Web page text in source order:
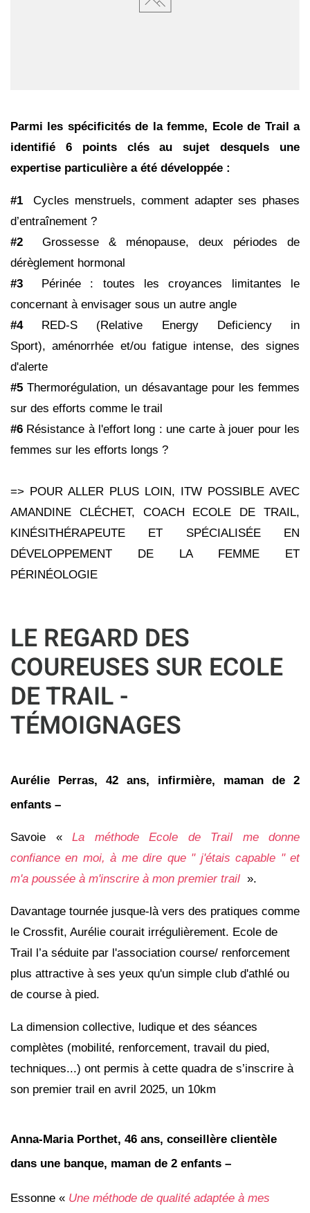
Parmi les spécificités de la femme, Ecole de Trail a
identifié 6 points clés au sujet desquels une
expertise particulière a été développée :
#1Cycles menstruels, comment adapter ses phases
d’entraînement ?
#2 Grossesse & ménopause, deux périodes de
dérèglement hormonal
#3 Périnée : toutes lescroyances limitantes le
concernant à envisager sous un autre angle
#4 RED-S (Relative Energy Deficiency in
Sport), aménorrhée et/ou fatigue intense, des signes
d'alerte
#5 Thermorégulation, un désavantage pour les femmes
sur des efforts comme le trail
#6 Résistance à l'effort long : une carte à jouer pour les
femmes sur les efforts longs ?
=> POUR ALLER PLUS LOIN, ITW POSSIBLE AVEC
AMANDINE CLÉCHET, COACH ECOLE DE TRAIL,
KINÉSITHÉRAPEUTE ET SPÉCIALISÉE EN
DÉVELOPPEMENT DE LA FEMME ET
PÉRINÉOLOGIE
LE REGARD DES
COUREUSES SUR ECOLE
DE TRAIL -
TÉMOIGNAGES
Aurélie Perras, 42 ans, infirmière, maman de 2
enfants –
Savoie « La méthode Ecole de Trail me donne
confiance en moi, à me dire que " j'étais capable " et
m'a poussée à m'inscrire à mon premier trail ».
Davantage tournée jusque-là vers des pratiques comme
le Crossfit, Aurélie courait irrégulièrement. Ecole de
Trail l’a séduite par l'association course/ renforcement
plus attractive à ses yeux qu'un simple club d'athlé ou
de course à pied.
La dimension collective, ludique et des séances
complètes (mobilité, renforcement, travail du pied,
techniques...) ont permis à cette quadra de s’inscrire à
son premier trail en avril 2025, un 10km
Anna-Maria Porthet, 46 ans, conseillère clientèle
dans une banque, maman de 2 enfants –
Essonne « Une méthode de qualité adaptée à mes